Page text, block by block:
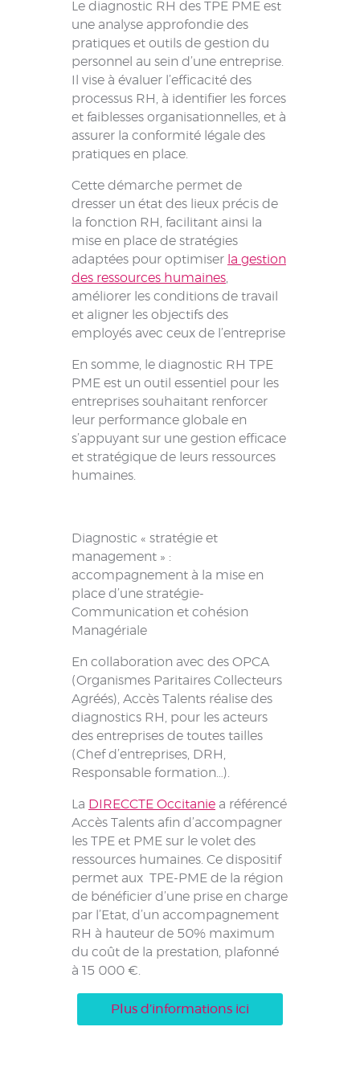
Le diagnostic RH des TPE PME est
une analyse approfondie des
pratiques et outils de gestion du
personnel au sein d’une entreprise.
Il vise à évaluer l’efficacité des
processus RH, à identifier les forces
et faiblesses organisationnelles, et à
assurer la conformité légale des
pratiques en place.
Cette démarche permet de
dresser un état des lieux précis de
la fonction RH, facilitant ainsi la
mise en place de stratégies
adaptées pour optimiser la gestion
des ressources humaines
améliorer les conditions de travail
et aligner les objectifs des
employés avec ceux de l’entreprise
En somme, le diagnostic RH TPE
PME est un outil essentiel pour les
entreprises souhaitant renforcer
leur performance globale en
s’appuyant sur une gestion efficace
et stratégique de leurs ressources
humaines.
Diagnostic « stratégie et
management » :
accompagnement à la mise en
place d’une stratégie-
Communication et cohésion
Managériale
En collaboration avec des OPCA
(Organismes Paritaires Collecteurs
Agréés), Accès Talents réalise des
diagnostics RH, pour les acteurs
des entreprises de toutes tailles
(Chef d’entreprises, DRH,
Responsable formation…).
La DIRECCTE Occitanie a référencé
Accès Talents afin d’accompagner
les TPE et PME sur le volet des
ressources humaines. Ce dispositif
permet aux TPE-PME de la région
de bénéficier d’une prise en charge
par l’Etat, d’un accompagnement
RH à hauteur de 50% maximum
du coût de la prestation, plafonné
à 15 000 €.
Plus d’informations ici